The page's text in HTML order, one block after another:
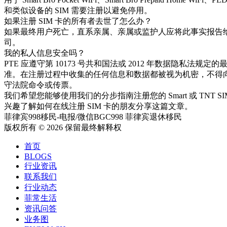
和类似设备的 SIM 需要注册以避免停用。
如果注册 SIM 卡的所有者去世了怎么办？
如果最终用户死亡，直系亲属、亲属或监护人应将此事实报告
司。
我的私人信息安全吗？
PTE 应遵守第 10173 号共和国法或 2012 年数据隐私法规定的
准。在注册过程中收集的任何信息和数据都被视为机密，不得
守法院命令或传票。
我们希望您能够使用我们的分步指南注册您的 Smart 或 TNT
兴趣了解如何在线注册 SIM 卡的朋友分享这篇文章。
菲律宾998移民-电报/微信BGC998 菲律宾退休移民
版权所有 © 2026 保留最终解释权
首页
BLOGS
行业资讯
联系我们
行业动态
菲常生活
资讯问答
业务图